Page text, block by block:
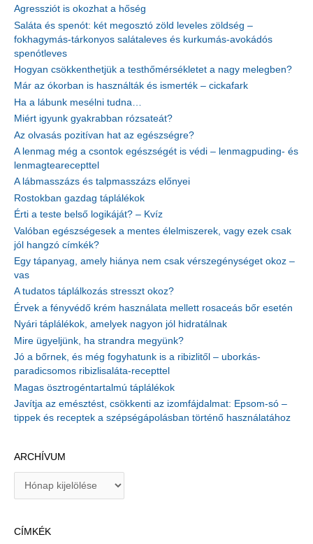
Agressziót is okozhat a hőség
Saláta és spenót: két megosztó zöld leveles zöldség –
fokhagymás-tárkonyos salátaleves és kurkumás-avokádós
spenótleves
Hogyan csökkenthetjük a testhőmérsékletet a nagy melegben?
Már az ókorban is használták és ismerték – cickafark
Ha a lábunk mesélni tudna…
Miért igyunk gyakrabban rózsateát?
Az olvasás pozitívan hat az egészségre?
A lenmag még a csontok egészségét is védi – lenmagpuding- és
lenmagtearecepttel
A lábmasszázs és talpmasszázs előnyei
Rostokban gazdag táplálékok
Érti a teste belső logikáját? – Kvíz
Valóban egészségesek a mentes élelmiszerek, vagy ezek csak
jól hangzó címkék?
Egy tápanyag, amely hiánya nem csak vérszegénységet okoz –
vas
A tudatos táplálkozás stresszt okoz?
Érvek a fényvédő krém használata mellett rosaceás bőr esetén
Nyári táplálékok, amelyek nagyon jól hidratálnak
Mire ügyeljünk, ha strandra megyünk?
Jó a bőrnek, és még fogyhatunk is a ribizlitől – uborkás-
paradicsomos ribizlisaláta-recepttel
Magas ösztrogéntartalmú táplálékok
Javítja az emésztést, csökkenti az izomfájdalmat: Epsom-só –
tippek és receptek a szépségápolásban történő használatához
ARCHÍVUM
íCÍMKÉK